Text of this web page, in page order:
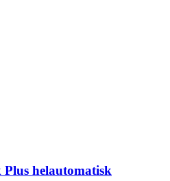
Plus helautomatisk